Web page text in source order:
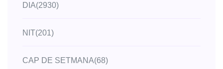
DIA(2930)
NIT(201)
CAP DE SETMANA(68)